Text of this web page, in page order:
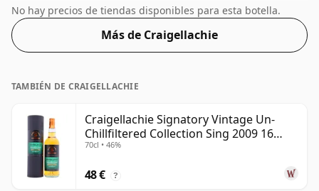
el caso de este Whisky Escocés de Craigellachie tiene
21 años. Embotellado con una agradable graduación
del 55%, este whisky viene en una botella de 70 cl.
No hay precios de tiendas disponibles para esta botella.
Más de Craigellachie
TAMBIÉN DE CRAIGELLACHIE
Craigellachie Signatory Vintage Un-
Chillfiltered Collection Sing 2009 16
años
70cl • 46%
48 € ?